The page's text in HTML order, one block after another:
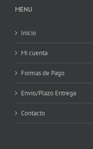
MENU
Inicio
Mi cuenta
Formas de Pago
Envio/Plazo Entrega
Contacto